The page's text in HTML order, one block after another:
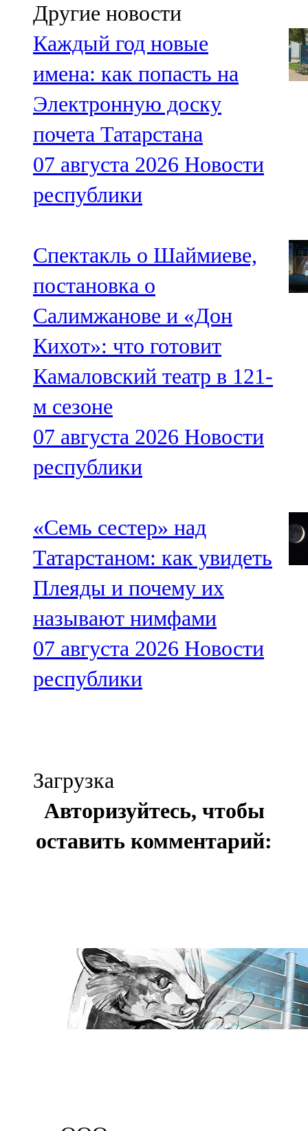
Другие новости
Каждый год новые
имена: как попасть на
Электронную доску
почета Татарстана
07 августа 2026 Новости
республики
Спектакль о Шаймиеве,
постановка о
Салимжанове и «Дон
Кихот»: что готовит
Камаловский театр в 121-
м сезоне
07 августа 2026 Новости
республики
«Семь сестер» над
Татарстаном: как увидеть
Плеяды и почему их
называют нимфами
07 августа 2026 Новости
республики
Загрузка
Авторизуйтесь, чтобы
оставить комментарий: